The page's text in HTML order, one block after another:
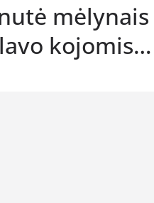
kojomis…